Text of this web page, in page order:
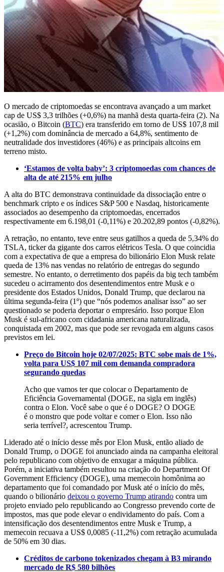
O mercado de criptomoedas se encontrava avançado a um market
cap de US$ 3,3 trilhões (+0,6%) na manhã desta quarta-feira (2). Na
ocasião, o Bitcoin (BTC) era transferido em torno de US$ 107,8 mil
(+1,2%) com dominância de mercado a 64,8%, sentimento de
neutralidade dos investidores (46%) e as principais altcoins em
terreno misto.
‘Estamos de volta baby’: 3 criptomoedas com chances de
alta de até 215% em julho
A alta do BTC demonstrava continuidade da dissociação entre o
benchmark cripto e os índices S&P 500 e Nasdaq, historicamente
associados ao desempenho da criptomoedas, encerrados
respectivamente em 6.198,01 (-0,11%) e 20.202,89 pontos (-0,82%).
A retração, no entanto, teve entre seus gatilhos a queda de 5,34% do
TSLA, ticker da gigante dos carros elétricos Tesla. O que coincidia
com a expectativa de que a empresa do bilionário Elon Musk relate
queda de 13% nas vendas no relatório de entregas do segundo
semestre. No entanto, o derretimento dos papéis da big tech também
sucedeu o acirramento dos desentendimentos entre Musk e o
presidente dos Estados Unidos, Donald Trump, que declarou na
última segunda-feira (1º) que “nós podemos analisar isso” ao ser
questionado se poderia deportar o empresário. Isso porque Elon
Musk é sul-africano com cidadania americana naturalizada,
conquistada em 2002, mas que pode ser revogada em alguns casos
previstos em lei.
Preço do Bitcoin hoje 02/07/2025: BTC sobe mais de 1%,
volta para US$ 107 mil com demanda compradora
segurando quedas
Acho que vamos ter que colocar o Departamento de
Eficiência Governamental (DOGE, na sigla em inglês)
contra o Elon. Você sabe o que é o DOGE? O DOGE
é o monstro que pode voltar e comer o Elon. Isso não
seria terrível?, acrescentou Trump.
Liderado até o início desse mês por Elon Musk, então aliado de
Donald Trump, o DOGE foi anunciado ainda na campanha eleitoral
pelo republicano com objetivo de enxugar a máquina pública.
Porém, a iniciativa também resultou na criação do Department Of
Government Efficiency (DOGE), uma memecoin homônima ao
departamento que foi comandado por Musk até o início do mês,
quando o bilionário deixou o governo Trump atirando contra um
projeto enviado pelo republicando ao Congresso prevendo corte de
impostos, mas que pode elevar o endividamento do país. Com a
intensificação dos desentendimentos entre Musk e Trump, a
memecoin recuava a US$ 0,0085 (-11,2%) com retração acumulada
de 50% em 30 dias.
Créditos de carbono tokenizados chegam à B3 mirando
mercado de R$ 580 bilhões